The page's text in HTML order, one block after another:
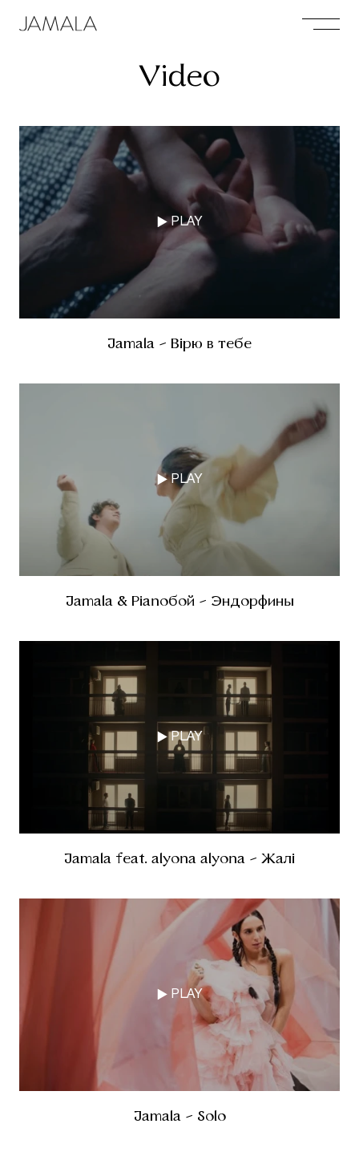
Video
PLAY
Jamala - Вірю в тебе
PLAY
Jamala & Pianoбой - Эндорфины
PLAY
Jamala feat. alyona alyona - Жалі
PLAY
Jamala - Solo